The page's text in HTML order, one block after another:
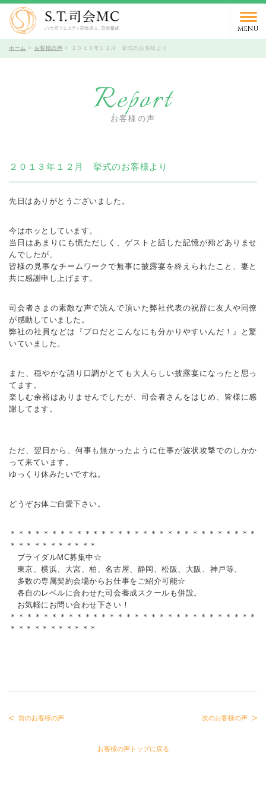
MENU
ホーム お客様の声 ２０１３年１２月 挙式のお客様より
Report
お客様の声
２０１３年１２月 挙式のお客様より
先日はありがとうございました。
今はホッとしています。
当日はあまりにも慌ただしく、ゲストと話した記憶が殆どありませ
んでしたが、
皆様の見事なチームワークで無事に披露宴を終えられたこと、妻と
共に感謝申し上げます。
司会者さまの素敵な声で読んで頂いた弊社代表の祝辞に友人や同僚
が感動していました。
弊社の社員などは『プロだとこんなにも分かりやすいんだ！』と驚
いていました。
また、穏やかな語り口調がとても大人らしい披露宴になったと思っ
てます。
楽しむ余裕はありませんでしたが、司会者さんをはじめ、皆様に感
謝してます。
ただ、翌日から、何事も無かったように仕事が波状攻撃でのしかか
って来ています。
ゆっくり休みたいですね。
どうぞお体ご自愛下さい。
＊＊＊＊＊＊＊＊＊＊＊＊＊＊＊＊＊＊＊＊＊＊＊＊＊＊＊＊＊＊
＊＊＊＊＊＊＊＊＊＊＊
ブライダルMC募集中☆
東京、横浜、大宮、柏、名古屋、静岡、松阪、大阪、神戸等、
多数の専属契約会場からお仕事をご紹介可能☆
各自のレベルに合わせた司会養成スクールも併設。
お気軽にお問い合わせ下さい！
＊＊＊＊＊＊＊＊＊＊＊＊＊＊＊＊＊＊＊＊＊＊＊＊＊＊＊＊＊＊
＊＊＊＊＊＊＊＊＊＊＊
前のお客様の声
お客様の声トップに戻る
次のお客様の声